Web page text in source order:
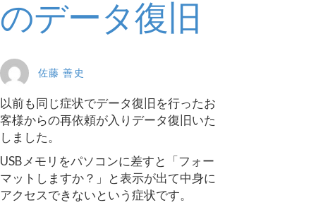
のデータ復旧
佐藤 善史
以前も同じ症状でデータ復旧を行ったお
客様からの再依頼が入りデータ復旧いた
しました。
USBメモリをパソコンに差すと「フォー
マットしますか？」と表示が出て中身に
アクセスできないという症状です。